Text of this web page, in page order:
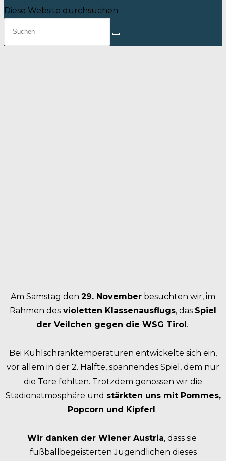
Diese Website durchsuchen
Am Samstag den 29. November besuchten wir, im
Rahmen des violetten Klassenausflugs, das Spiel
der Veilchen gegen die WSG Tirol.
Bei Kühlschranktemperaturen entwickelte sich ein,
vor allem in der 2. Hälfte, spannendes Spiel, dem nur
die Tore fehlten. Trotzdem genossen wir die
Stadionatmosphäre und stärkten uns mit Pommes,
Popcorn und Kipferl.
Wir danken der Wiener Austria, dass sie
fußballbegeisterten Jugendlichen dieses